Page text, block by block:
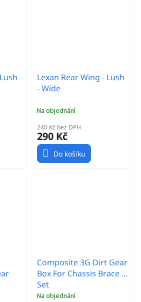
Lexan Rear Wing - Lush
- Wide
Na objednání
240 Kč bez DPH
290 Kč
Do košíku
Composite 3G Dirt Gear
Box For Chassis Brace -
Set
Na objednání